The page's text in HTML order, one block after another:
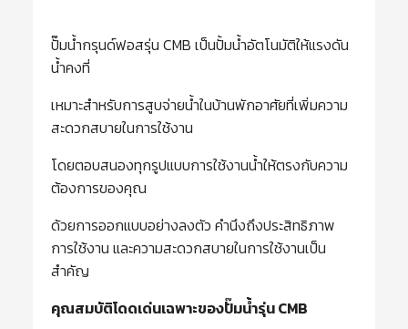
ปั๊มน้ำกรุนด์ฟอสรุ่น CMB เป็นปั้มน้ำอัตโนมัติให้แรงดัน
น้ำคงที่
เหมาะสำหรับการสูบจ่ายน้ำในบ้านพักอาศัยที่เพิ่มความ
สะดวกสบายในการใช้งาน
โดยตอบสนองทุกรูปแบบการใช้งานน้ำให้ตรงกับความ
ต้องการของคุณ
ด้วยการออกแบบอย่างลงตัว คำนึงถึงประสิทธิภาพ
การใช้งาน และความสะดวกสบายในการใช้งานเป็น
สำคัญ
คุณสมบัติโดดเด่นเฉพาะของปั๊มน้ำรุ่นCMB